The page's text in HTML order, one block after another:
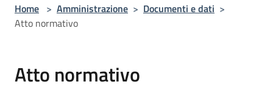
Home > Amministrazione > Documenti e dati >
Atto normativo
Atto normativo